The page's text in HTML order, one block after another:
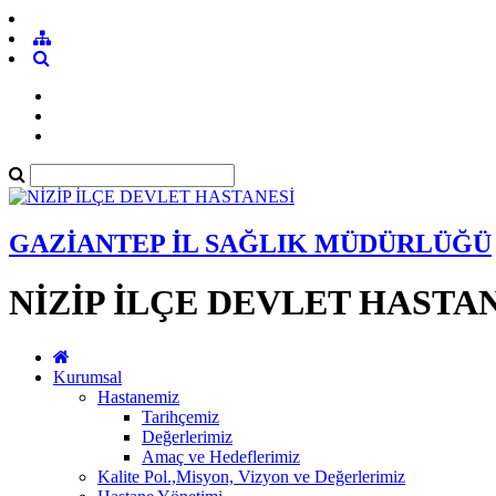
GAZİANTEP İL SAĞLIK MÜDÜRLÜĞÜ
NİZİP İLÇE DEVLET
Kurumsal
Hastanemiz
Tarihçemiz
Değerlerimiz
Amaç ve Hedeflerimiz
Kalite Pol.,Misyon, Vizyon ve Değerlerimiz